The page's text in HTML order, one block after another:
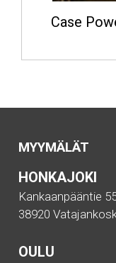
Case
MYYMÄLÄT
HONKAJOKI
Kankaanpääntie
38920
OULU